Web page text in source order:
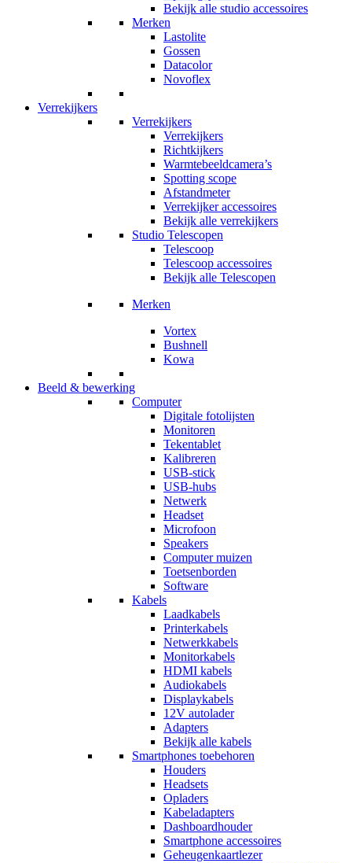
Bekijk alle studio accessoires
Merken
Lastolite
Gossen
Datacolor
Novoflex
Verrekijkers
Verrekijkers
Verrekijkers
Richtkijkers
Warmtebeeldcamera’s
Spotting scope
Afstandmeter
Verrekijker accessoires
Bekijk alle verrekijkers
Studio Telescopen
Telescoop
Telescoop accessoires
Bekijk alle Telescopen
Merken
Vortex
Bushnell
Kowa
Beeld & bewerking
Computer
Digitale fotolijsten
Monitoren
Tekentablet
Kalibreren
USB-stick
USB-hubs
Netwerk
Headset
Microfoon
Speakers
Computer muizen
Toetsenborden
Software
Kabels
Laadkabels
Printerkabels
Netwerkkabels
Monitorkabels
HDMI kabels
Audiokabels
Displaykabels
12V autolader
Adapters
Bekijk alle kabels
Smartphones toebehoren
Houders
Headsets
Opladers
Kabeladapters
Dashboardhouder
Smartphone accessoires
Geheugenkaartlezer